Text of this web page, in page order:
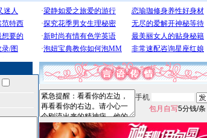
手机
包月自写5分钱/条